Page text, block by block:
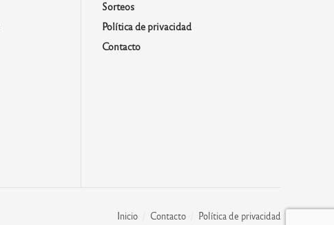
Sorteos
Política de privacidad
Contacto
Inicio Contacto Política de privacidad